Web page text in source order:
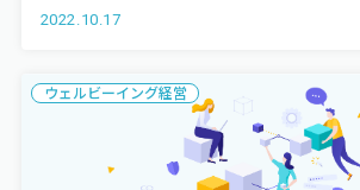
2022.10.17
ウェルビーイング経営